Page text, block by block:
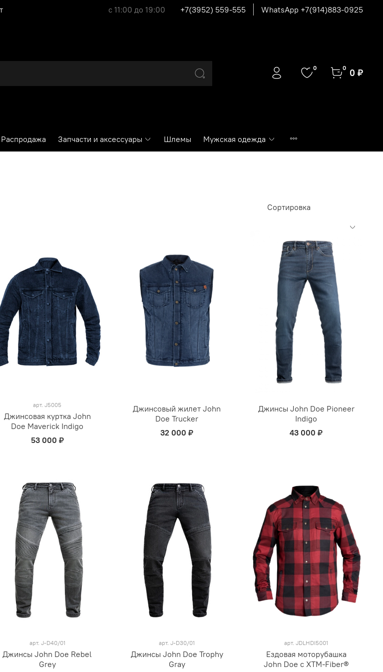
с 11:00 до 19:00 +7(3952) 559-555 WhatsApp +7(914)883-0925
0 0 0 ₽
Распродажа Запчасти и аксессуары Шлемы Мужская одежда
арт.J5005
Джинсовая куртка John
Doe Maverick Indigo
53 000 ₽
Джинсовый жилет John
Doe Trucker
32 000 ₽
Джинсы John Doe Pioneer
Indigo
43 000 ₽
арт. J-D40/01
Джинсы John Doe Rebel
Grey
арт.J-D30/01
Джинсы John Doe Trophy
Gray
арт.JDLHDI5001
Ездовая моторубашка
John Doe с XTM-Fiber®